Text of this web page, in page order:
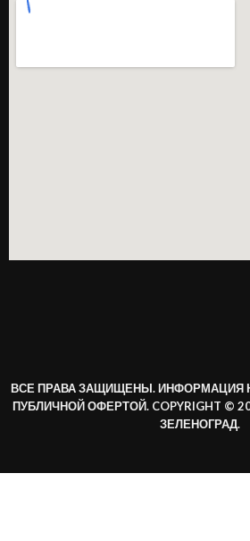
ВСЕ ПРАВА ЗАЩИЩЕНЫ. ИНФОРМАЦИЯ
ПУБЛИЧНОЙ ОФЕРТОЙ. COPYRIGHT ©
ЗЕЛЕНОГРАД.